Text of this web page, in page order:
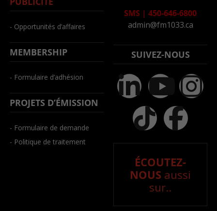
- Opportunités d’affaires
MEMBERSHIP
- Formulaire d’adhésion
PROJETS D’ÉMISSION
- Formulaire de demande
- Politique de traitement
SMS | 450-646-6800
admin@fm1033.ca
SUIVEZ-NOUS
ÉCOUTEZ-
NOUS aussi
sur..